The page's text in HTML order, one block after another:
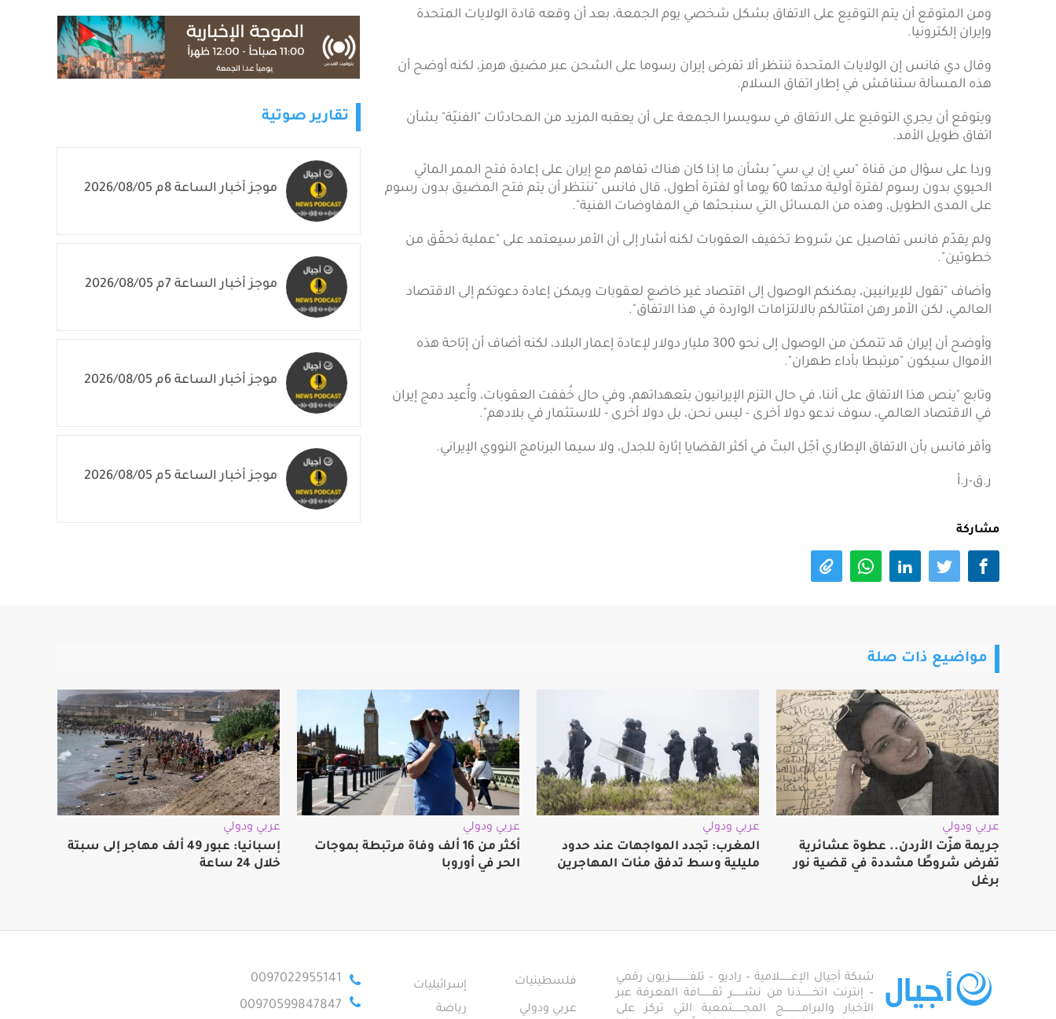
ومن المتوقع أن يتم التوقيع على الاتفاق بشكل شخصي يوم الجمعة، بعد أن وقعه قادة الولايات المتحدة
وإيران إلكترونيا.
وقال دي فانس إن الولايات المتحدة تنتظر ألا تفرض إيران رسوما على الشحن عبر مضيق هرمز، لكنه أوضح أن
هذه المسألة ستناقش في إطار اتفاق السلام.
ويتوقع أن يجري التوقيع على الاتفاق في سويسرا الجمعة على أن يعقبه المزيد من المحادثات "الفنيّة" بشأن
اتفاق طويل الأمد.
وردا على سؤال من قناة "سي إن بي سي" بشأن ما إذا كان هناك تفاهم مع إيران على إعادة فتح الممر المائي
الحيوي بدون رسوم لفترة أولية مدتها 60 يوما أو لفترة أطول، قال فانس "ننتظر أن يتم فتح المضيق بدون رسوم
على المدى الطويل، وهذه من المسائل التي سنبحثها في المفاوضات الفنية".
ولم يقدّم فانس تفاصيل عن شروط تخفيف العقوبات لكنه أشار إلى أن الأمر سيعتمد على "عملية تحقّق من
خطوتين".
وأضاف "نقول للإيرانيين، يمكنكم الوصول إلى اقتصاد غير خاضع لعقوبات ويمكن إعادة دعوتكم إلى الاقتصاد
العالمي، لكن الأمر رهن امتثالكم بالالتزامات الواردة في هذا الاتفاق".
وأوضح أن إيران قد تتمكن من الوصول إلى نحو 300 مليار دولار لإعادة إعمار البلاد، لكنه أضاف أن إتاحة هذه
الأموال سيكون "مرتبطا بأداء طهران".
وتابع "ينص هذا الاتفاق على أننا، في حال التزم الإيرانيون بتعهداتهم، وفي حال خُففت العقوبات، وأُعيد دمج إيران
في الاقتصاد العالمي، سوف ندعو دولا أخرى - ليس نحن، بل دولا أخرى - للاستثمار في بلادهم".
وأقر فانس بأن الاتفاق الإطاري أجّل البتّ في أكثر القضايا إثارة للجدل، ولا سيما البرنامج النووي الإيراني.
ر.ق-ر.أ
مشاركة
تقارير صوتية
موجز أخبار الساعة 8م 2026/08/05
موجز أخبار الساعة 7م 2026/08/05
موجز أخبار الساعة 6م 2026/08/05
موجز أخبار الساعة 5م 2026/08/05
مواضيع ذات صلة
عربي ودولي
جريمة هزّت الأردن.. عطوة عشائرية
تفرض شروطًا مشددة في قضية نور
برغل
عربي ودولي
المغرب: تجدد المواجهات عند حدود
مليلية وسط تدفق مئات المهاجرين
عربي ودولي
أكثر من 16 ألف وفاة مرتبطة بموجات
الحر في أوروبا
عربي ودولي
إسبانيا: عبور 49 ألف مهاجر إلى سبتة
خلال 24 ساعة
شبكة أجيال الإعـــــــلامية – راديو – تلفــــــــــــزيون رقمي
– إنترنت اتخـــــــذنا من نشـــــــر ثقـــــــافة المعرفة عبر
الأخبار والبرامـــــــــــج المجـــــــتمعية التي تركز على
فلسطينيات
إسرائيليات
عربي ودولي
رياضة
0097022955141
00970599847847